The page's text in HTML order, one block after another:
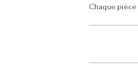
Chaque